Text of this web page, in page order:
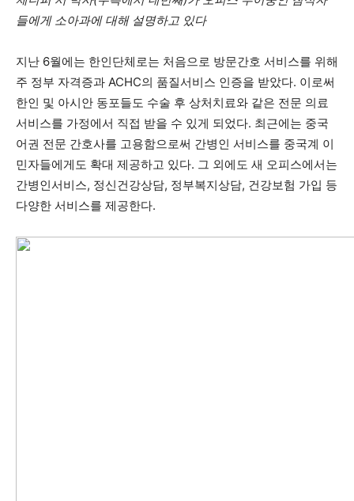
들에게 소아과에 대해 설명하고 있다
지난 6월에는 한인단체로는 처음으로 방문간호 서비스를 위해
주 정부 자격증과 ACHC의 품질서비스 인증을 받았다. 이로써
한인 및 아시안 동포들도 수술 후 상처치료와 같은 전문 의료
서비스를 가정에서 직접 받을 수 있게 되었다. 최근에는 중국
어권 전문 간호사를 고용함으로써 간병인 서비스를 중국계 이
민자들에게도 확대 제공하고 있다. 그 외에도 새 오피스에서는
간병인서비스, 정신건강상담, 정부복지상담, 건강보험 가입 등
다양한 서비스를 제공한다.